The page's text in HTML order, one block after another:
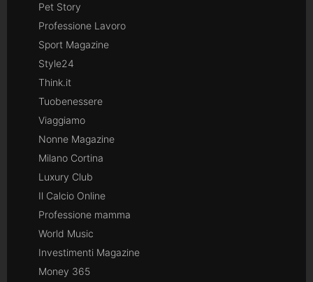
Pet Story
Professione Lavoro
Sport Magazine
Style24
Think.it
Tuobenessere
Viaggiamo
Nonne Magazine
Milano Cortina
Luxury Club
Il Calcio Online
Professione mamma
World Music
Investimenti Magazine
Money 365